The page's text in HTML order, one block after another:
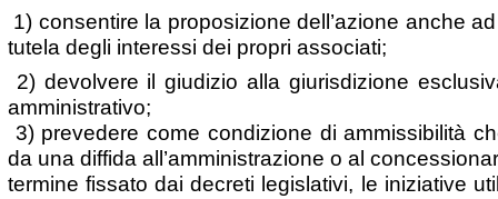
1) consentire la proposizione dell’azione anche
tutela degli interessi dei propri associati;
2) devolvere il giudizio alla giurisdizione
amministrativo;
3) prevedere come condizione di ammissibilità
da una diffida all’amministrazione o al
termine fissato dai decreti legislativi, le iniziative